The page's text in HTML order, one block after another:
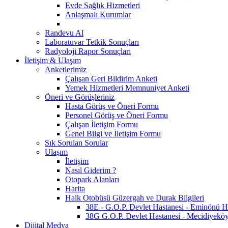
Evde Sağlık Hizmetleri
Anlaşmalı Kurumlar
Randevu Al
Laboratuvar Tetkik Sonuçları
Radyoloji Rapor Sonuçları
İletişim & Ulaşım
Anketlerimiz
Çalışan Geri Bildirim Anketi
Yemek Hizmetleri Memnuniyet Anketi
Öneri ve Görüşleriniz
Hasta Görüş ve Öneri Formu
Personel Görüş ve Öneri Formu
Çalışan İletişim Formu
Genel Bilgi ve İletişim Formu
Sık Sorulan Sorular
Ulaşım
İletişim
Nasıl Giderim ?
Otopark Alanları
Harita
Halk Otobüsü Güzergah ve Durak Bilgileri
38E - G.O.P. Devlet Hastanesi - Eminönü
38G G.O.P. Devlet Hastanesi -
Dijital Medya